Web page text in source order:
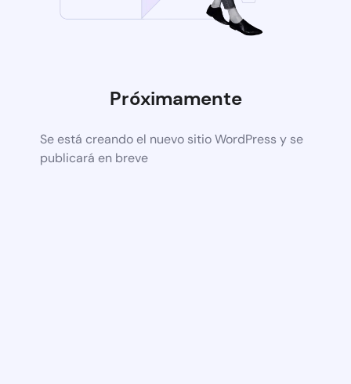
Próximamente
Se está creando el nuevo sitio WordPress y se
publicará en breve